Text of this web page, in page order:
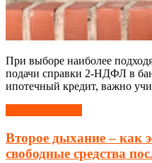
При выборе наиболее
подачи справки 2-НДФЛ в
ипотечный кредит, важно
Второе дыхание – как
свободные средства